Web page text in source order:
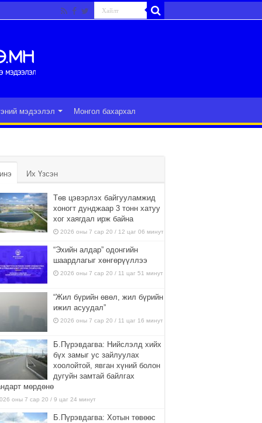
мэдээлэл Монгол бахархал
Их Үзсэн
Төв цэвэрлэх байгууламжид
хоногт дунджаар 3 тонн хатуу
хог хаягдал ирж байна
2026 оны 7 сар 20 / 12 цаг 06 минут
“Эхийн алдар” одонгийн
шаардлагыг хөнгөрүүллээ
2026 оны 7 сар 20 / 11 цаг 51 минут
“Жил бүрийн өвөл, жил бүрийн
ижил асуудал”
2026 оны 7 сар 20 / 11 цаг 16 минут
Б.Пүрэвдагва: Нийслэлд хийх
бүх замыг ус зайлуулах
хоолойтой, явган хүний болон
дугуйн замтай байлгах
мөрдөнө
оны 7 сар 20 / 9 цаг 24 минут
Б.Пүрэвдагва: Хотын төвөөс